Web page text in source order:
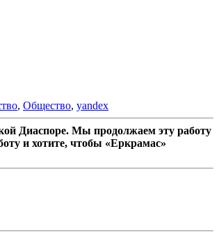
, Общество, yandex
Диаспоре. Мы продолжаем эту работу
и хотите, чтобы «Еркрамас»